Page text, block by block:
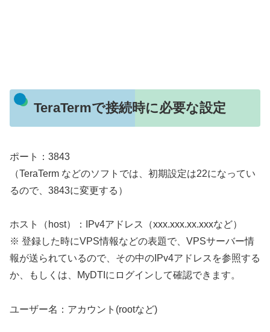
TeraTermで接続時に必要な設定
ポート：3843
（TeraTerm などのソフトでは、初期設定は22になってい
るので、3843に変更する）
ホスト（host）：IPv4アドレス（xxx.xxx.xx.xxxなど）
※ 登録した時にVPS情報などの表題で、VPSサーバー情
報が送られているので、その中のIPv4アドレスを参照する
か、もしくは、MyDTIにログインして確認できます。
ユーザー名：アカウント(rootなど)